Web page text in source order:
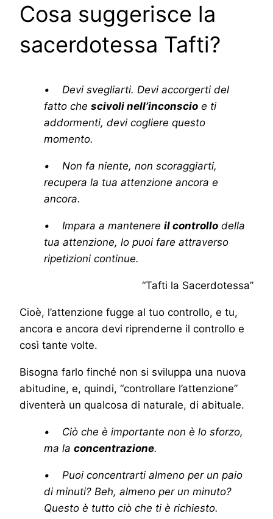
Cosa suggerisce la
sacerdotessa Tafti?
• Devi svegliarti. Devi accorgerti del
fatto che scivoli nell’inconscio e ti
addormenti, devi cogliere questo
momento.
• Non fa niente, non scoraggiarti,
recupera la tua attenzione ancora e
ancora.
• Impara a mantenere il controllo della
tua attenzione, lo puoi fare attraverso
ripetizioni continue.
“Tafti la Sacerdotessa”
Cioè, l’attenzione fugge al tuo controllo, e tu,
ancora e ancora devi riprenderne il controllo e
così tante volte.
Bisogna farlo finché non si sviluppa una nuova
abitudine, e, quindi, “controllare l’attenzione”
diventerà un qualcosa di naturale, di abituale.
• Ciò che è importante non è lo sforzo,
ma la concentrazione.
• Puoi concentrarti almeno per un paio
di minuti? Beh, almeno per un minuto?
Questo è tutto ciò che ti è richiesto.